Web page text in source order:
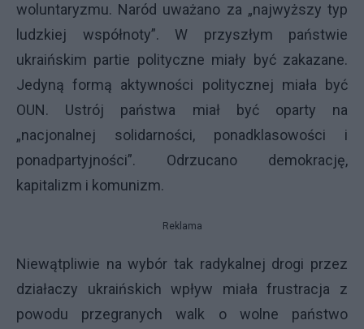
woluntaryzmu. Naród uważano za „najwyższy typ
ludzkiej współnoty”. W przyszłym państwie
ukraińskim partie polityczne miały być zakazane.
Jedyną formą aktywności politycznej miała być
OUN. Ustrój państwa miał być oparty na
„nacjonalnej solidarności, ponadklasowości i
ponadpartyjności”. Odrzucano demokrację,
kapitalizm i komunizm.
Reklama
Niewątpliwie na wybór tak radykalnej drogi przez
działaczy ukraińskich wpływ miała frustracja z
powodu przegranych walk o wolne państwo